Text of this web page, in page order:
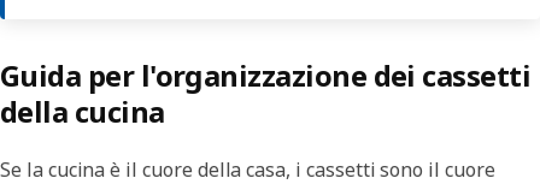
Guida per l'organizzazione dei cassetti
della cucina
Se la cucina è il cuore della casa, i cassetti sono il cuore